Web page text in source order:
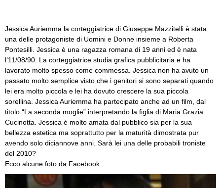
Jessica Auriemma la corteggiatrice di Giuseppe Mazzitelli è stata
una delle protagoniste di Uomini e Donne insieme a Roberta
Pontesilli. Jessica è una ragazza romana di 19 anni ed è nata
l’11/08/90. La corteggiatrice studia grafica pubblicitaria e ha
lavorato molto spesso come commessa. Jessica non ha avuto un
passato molto semplice visto che i genitori si sono separati quando
lei era molto piccola e lei ha dovuto crescere la sua piccola
sorellina. Jessica Auriemma ha partecipato anche ad un film, dal
titolo “La seconda moglie” interpretando la figlia di Maria Grazia
Cucinotta. Jessica è molto amata dal pubblico sia per la sua
bellezza estetica ma soprattutto per la maturità dimostrata pur
avendo solo diciannove anni. Sarà lei una delle probabili troniste
del 2010?
Ecco alcune foto da Facebook: